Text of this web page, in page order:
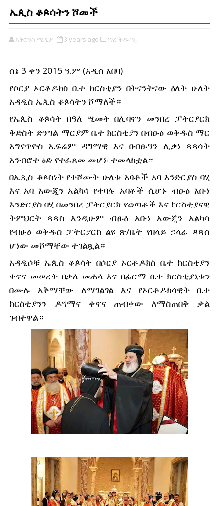
ኤጲስ ቆጶሳትን ሾመች
አትሮንስ ሚዲያ 3 years ago ነገረ ቅዱሳን,
ሰኔ 3 ቀን 2015 ዓ.ም (አዲስ አበባ)
የሶርያ ኦርቶዶክስ ቤተ ክርስቲያን በትናንትናው ዕለት ሁለት
አዳዲስ ኤጲስ ቆጶሳትን ሾማለች።
የኤጲስ ቆጶሳት በዓለ ሢመት በሊባኖን መንበረ ፓትርያርክ
ቅድስት ድንግል ማርያም ቤተ ክርስቲያን በብፁዕ ወቅዱስ ማር
አግናጥዮስ ኤፍሬም ዳግማዊ እና በብፁዓን ሊቃነ ጳጳሳት
አንብሮተ ዕድ የተፈጸመ መሆኑ ተመላክቷል።
በኤጲስ ቆጶስነት የተሾሙት ሁለቱ አባቶች አባ እንድርያስ ባሂ
እና አባ አውጂን አልካሳ የተባሉ አባቶች ሲሆኑ ብፁዕ አቡነ
እንድርያስ ባሂ በመንበረ ፓትርያርክ የወጣቶች እና ክርስቲያናዊ
ትምህርት ጳጳስ እንዲሁም ብፁዕ አቡነ አውጂን አልካሳ
የብፁዕ ወቅዱስ ፓትርያርክ ልዩ ጽ/ቤት የበላይ ኃላፊ ጳጳስ
ሆነው መሾማቸው ተገልጿል።
አዳዲሶቹ ኤጲስ ቆጶሳት በሶርያ ኦርቶዶክስ ቤተ ክርስቲያን
ቀኖና መሠረት በቃለ መሐላ እና በፊርማ ቤተ ክርስቲያኒቱን
በሙሉ አቅማቸው ለማገልገል እና የኦርቶዶክሳዊት ቤተ
ክርስቲያንን ዶግማና ቀኖና ጠብቀው ለማስጠበቅ ቃል
ገብተዋል።